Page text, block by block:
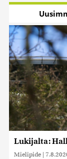
Lukijalta:
Mielipide |